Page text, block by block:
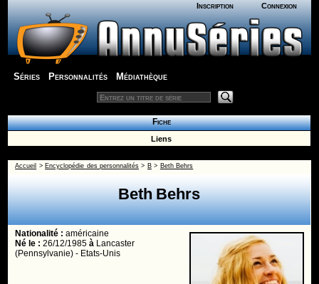
Inscription Connexion
Séries Personnalités Médiathèque
Fiche
Liens
Accueil > Encyclopédie des personnalités > B> Beth Behrs
Beth Behrs
Nationalité :américaine
Né le :26/12/1985à Lancaster
(Pennsylvanie) - Etats-Unis